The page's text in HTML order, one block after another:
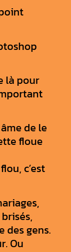
là pour
de le
floue
c’est
des gens.
Ou